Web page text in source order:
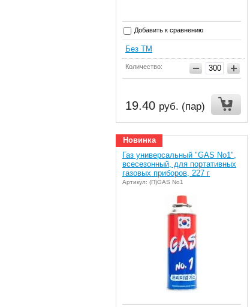
Добавить к сравнению
Без ТМ
Количество:
19.40 руб. (пар)
Новинка
Газ универсальный "GAS No1",
всесезонный, для портативных
газовых приборов, 227 г
Артикул: (П)GAS No1